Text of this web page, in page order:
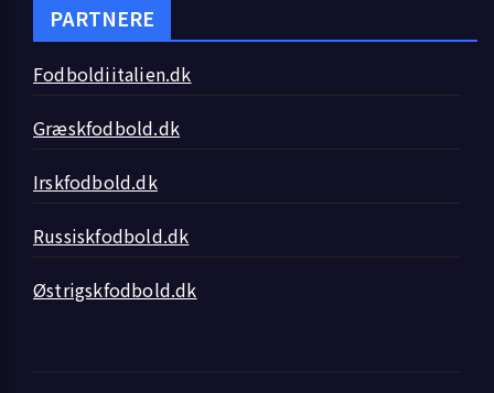
PARTNERE
Fodboldiitalien.dk
Græskfodbold.dk
Irskfodbold.dk
Russiskfodbold.dk
Østrigskfodbold.dk